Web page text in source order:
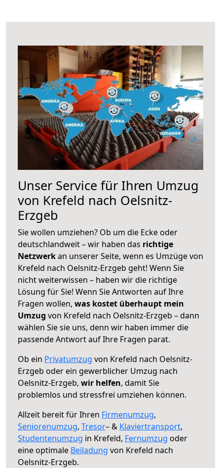
Unser Service für Ihren Umzug
von Krefeld nach Oelsnitz-
Erzgeb
Sie wollen umziehen? Ob um die Ecke oder
deutschlandweit – wir haben das richtige
Netzwerkan unserer Seite, wenn es Umzüge von
Krefeld nach Oelsnitz-Erzgeb geht! Wenn Sie
nicht weiterwissen – haben wir die richtige
Lösung für Sie! Wenn Sie Antworten auf Ihre
Fragen wollen, was kostet überhaupt mein
Umzug von Krefeld nach Oelsnitz-Erzgeb – dann
wählen Sie sie uns, denn wir haben immer die
passende Antwort auf Ihre Fragen parat.
Ob ein Privatumzug von Krefeld nach Oelsnitz-
Erzgeb oder ein gewerblicher Umzug nach
Oelsnitz-Erzgeb, wir helfen, damit Sie
problemlos und stressfrei umziehen können.
Allzeit bereit für Ihren Firmenumzug,
Seniorenumzug, Tresor– & Klaviertransport,
Studentenumzug in Krefeld, Fernumzug oder
eine optimale Beiladung von Krefeld nach
Oelsnitz-Erzgeb.